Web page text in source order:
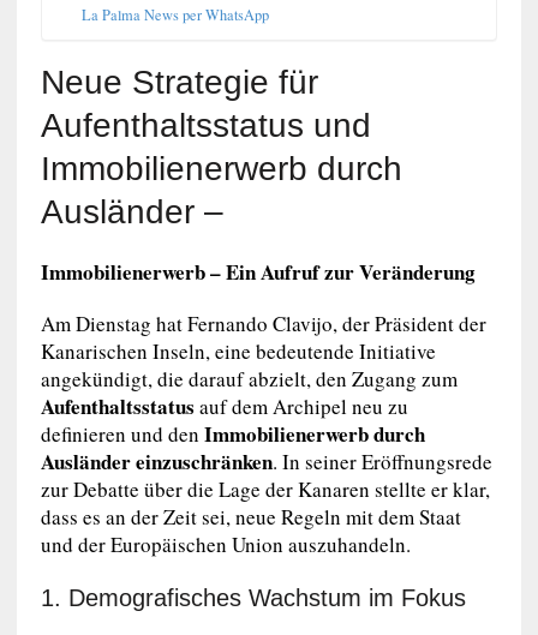
La Palma News per WhatsApp
Neue Strategie für
Aufenthaltsstatus und
Immobilienerwerb durch
Ausländer –
Immobilienerwerb – Ein Aufruf zur Veränderung
Am Dienstag hat Fernando Clavijo, der Präsident der
Kanarischen Inseln, eine bedeutende Initiative
angekündigt, die darauf abzielt, den Zugang zum
Aufenthaltsstatus auf dem Archipel neu zu
definieren und den Immobilienerwerb durch
Ausländereinzuschränken. In seiner Eröffnungsrede
zur Debatte über die Lage der Kanaren stellte er klar,
dass es an der Zeit sei, neue Regeln mit dem Staat
und der Europäischen Union auszuhandeln.
1. Demografisches Wachstum im Fokus